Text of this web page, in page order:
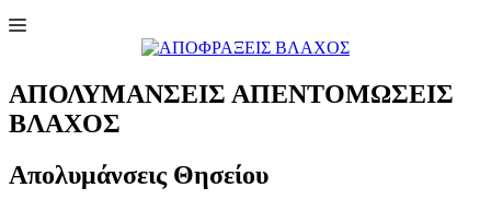
ΑΠΟΛΥΜΑΝΣΕΙΣ ΑΠΕΝΤΟΜΩΣΕΙΣ
ΒΛΑΧΟΣ
Απολυμάνσεις Θησείου